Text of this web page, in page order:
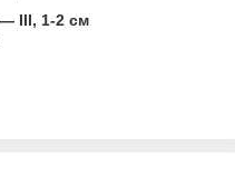
III, 1-2 см